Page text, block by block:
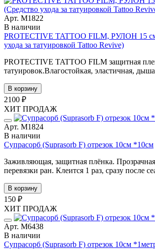
Арт. М1822
В наличии
PROTECTIVE TATTOO FILM, РУЛОН 15
ухода за татуировкой Tattoo Revive)
PROTECTIVE TATTOO FILM защитная
татуировок.Влагостойкая, эластичная,
В корзину
2100 ₽
ХИТ ПРОДАЖ
Арт. М1824
В наличии
Супрасорб (Suprasorb F) отрезок 10см *10см
Заживляющая, защитная плёнка.
перевязки ран. Клеится 1 раз, сразу после
В корзину
150 ₽
ХИТ ПРОДАЖ
Арт. М6438
В наличии
Супрасорб (Suprasorb F) отрезок 10см